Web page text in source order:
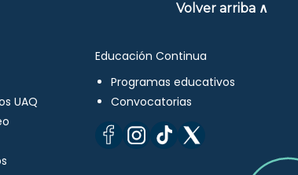
Volver arriba ∧
UAQ
Educación Continua
Programas educativos
Convocatorias